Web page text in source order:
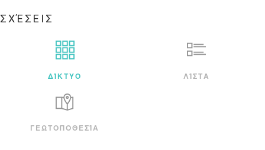
ΣΧΈΣΕΙΣ
ΔΊΚΤΥΟ ΛΊΣΤΑ
ΓΕΩΤΟΠΟΘΕΣΊΑ